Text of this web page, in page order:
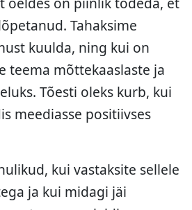
Tahaksime
kuulda, ning kui on
teema mõttekaaslaste ja
Tõesti oleks kurb, kui
meediasse positiivses
kui vastaksite sellele
ja kui midagi jäi